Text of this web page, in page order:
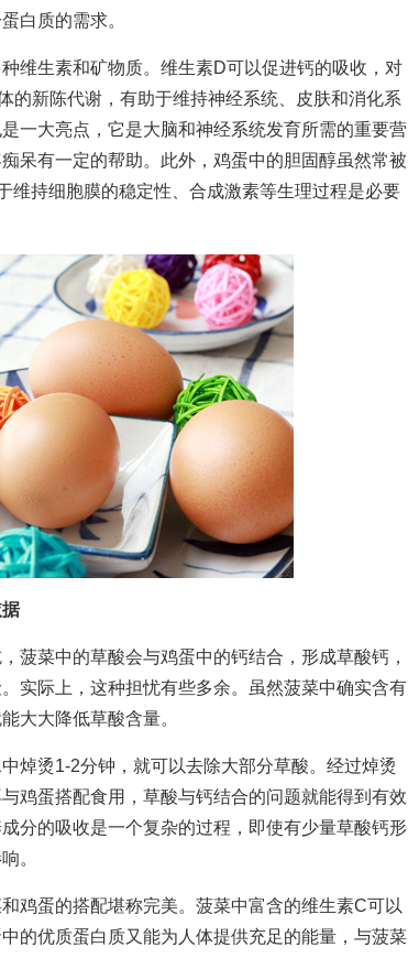
白质的需求。
生素和矿物质。维生素D可以促进钙的吸收，对
的新陈代谢，有助于维持神经系统、皮肤和消化系
一大亮点，它是大脑和神经系统发育所需的重要营
呆有一定的帮助。此外，鸡蛋中的胆固醇虽然常被
维持细胞膜的稳定性、合成激素等生理过程是必要
菜中的草酸会与鸡蛋中的钙结合，形成草酸钙，
实际上，这种担忧有些多余。虽然菠菜中确实含有
大大降低草酸含量。
烫1-2分钟，就可以去除大部分草酸。经过焯烫
鸡蛋搭配食用，草酸与钙结合的问题就能得到有效
分的吸收是一个复杂的过程，即使有少量草酸钙形
。
蛋的搭配堪称完美。菠菜中富含的维生素C可以
的优质蛋白质又能为人体提供充足的能量，与菠菜